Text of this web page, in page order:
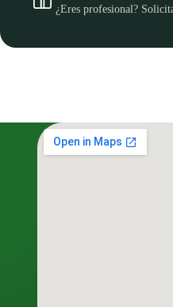
¿Eres profesional?